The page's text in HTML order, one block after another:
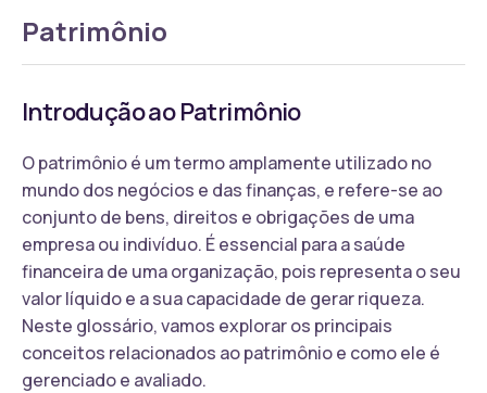
Patrimônio
Introdução ao Patrimônio
O patrimônio é um termo amplamente utilizado no
mundo dos negócios e das finanças, e refere-se ao
conjunto de bens, direitos e obrigações de uma
empresa ou indivíduo. É essencial para a saúde
financeira de uma organização, pois representa o seu
valor líquido e a sua capacidade de gerar riqueza.
Neste glossário, vamos explorar os principais
conceitos relacionados ao patrimônio e como ele é
gerenciado e avaliado.